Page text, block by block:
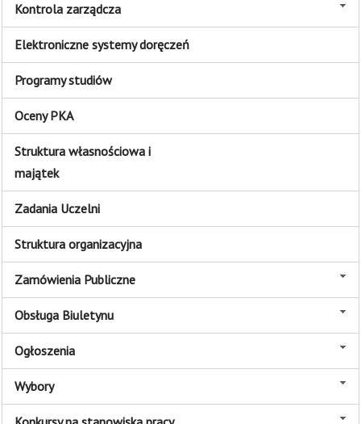
Kontrola zarządcza
Elektroniczne systemy doręczeń
Programy studiów
Oceny PKA
Struktura własnościowa i
majątek
Zadania Uczelni
Struktura organizacyjna
Zamówienia Publiczne
Obsługa Biuletynu
Ogłoszenia
Wybory